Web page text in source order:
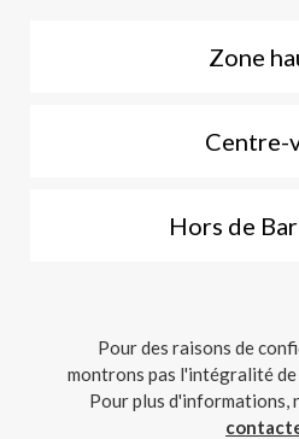
Zone
Centre-
Hors de
Pour des raisons de
montrons pas l'intégralité de
Pour plus d'informations,